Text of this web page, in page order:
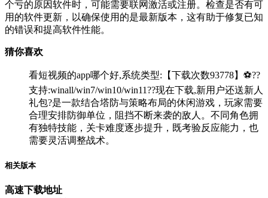
个亏的原因软件时，可能需要联网激活或注册。检查是否有可
用的软件更新，以确保使用的是最新版本，这有助于修复已知
的错误和提高软件性能。
猜你喜欢
看短视频的app哪个好,系统类型:【下载次数93778】⚽??
支持:winall/win7/win10/win11??现在下载,新用户还送新人
礼包?是一款结合塔防与策略布局的休闲游戏，玩家需要
合理安排防御单位，阻挡不断来袭的敌人。不同角色拥
有独特技能，关卡难度逐步提升，既考验反应能力，也
需要灵活调整战术。
相关版本
高速下载地址